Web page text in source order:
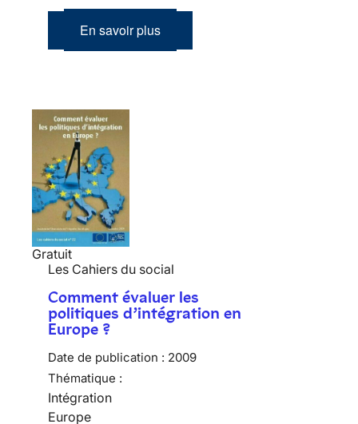
En savoir plus
Gratuit
Les Cahiers du social
Comment évaluer les
politiques d’intégration en
Europe ?
Date de publication : 2009
Thématique :
Intégration
Europe